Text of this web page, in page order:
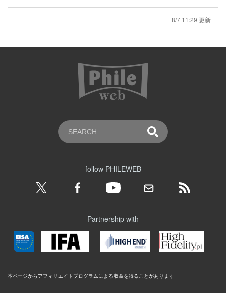
8/7 11:29 更新
follow PHILEWEB
Partnership with
本ページからアフィリエイトプログラムによる収益を得ることがあります